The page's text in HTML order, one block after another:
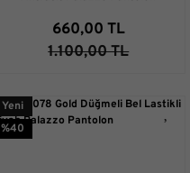
660,00 TL
1.100,00 TL
Yeni
%40